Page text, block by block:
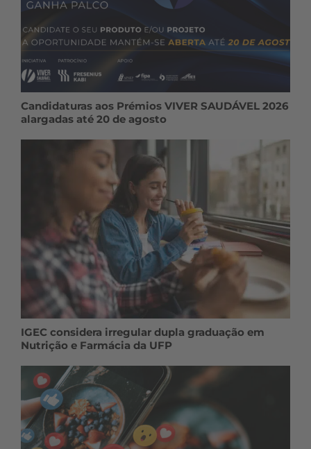
Candidaturas aos Prémios VIVER SAUDÁVEL 2026
alargadas até 20 de agosto
IGEC considera irregular dupla graduação em
Nutrição e Farmácia da UFP